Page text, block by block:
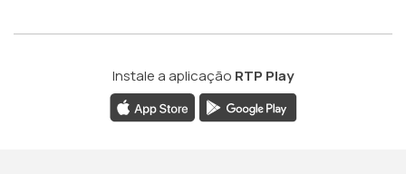
Instale a aplicação RTP Play